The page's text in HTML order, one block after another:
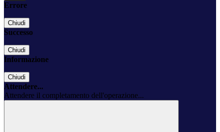
Errore
Chiudi
Successo
Chiudi
Informazione
Chiudi
Attendere...
Attendere il completamento dell'operazione...